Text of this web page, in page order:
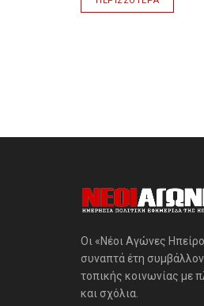
Οι «Νέοι Αγώνες
συναπτά έτη
τοπικής κοινωνίας με
και σχόλια.